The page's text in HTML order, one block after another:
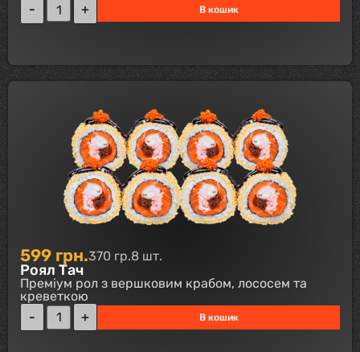
В кошик
599 грн.370 гр.8 шт.
Роял Тач
Преміум рол з вершковим крабом, лососем та
креветкою
В кошик